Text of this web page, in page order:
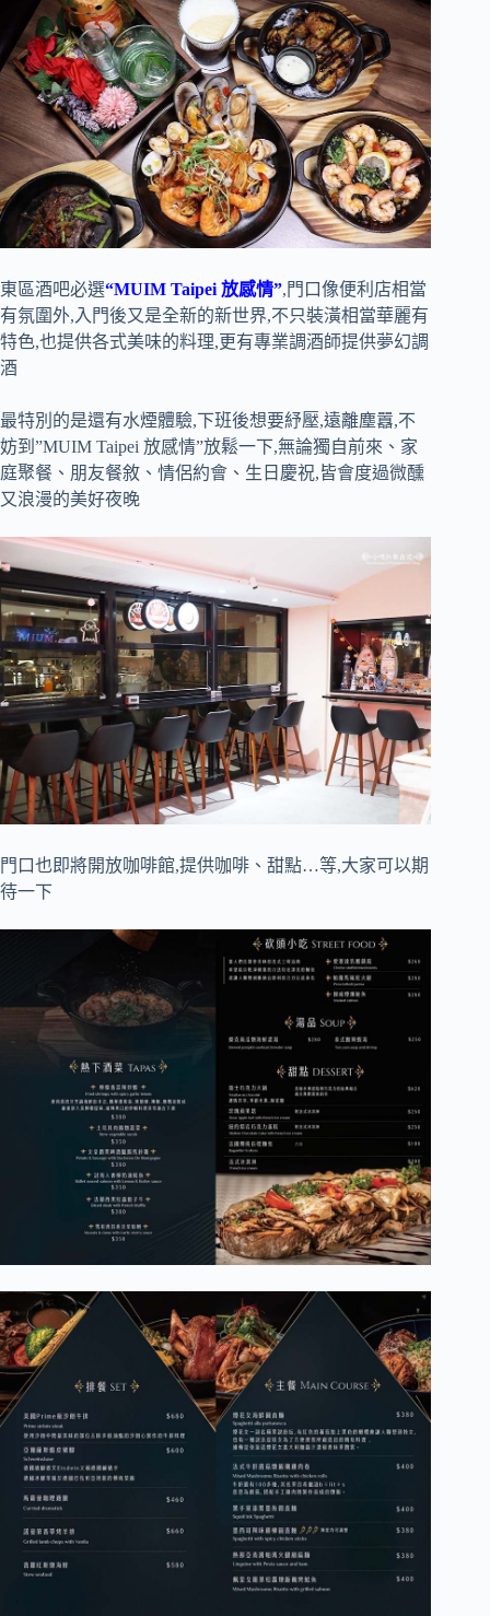
東區酒吧必選“MUIM Taipei 放感情”,門口像便利店相當
有氛圍外,入門後又是全新的新世界,不只裝潢相當華麗有
特色,也提供各式美味的料理,更有專業調酒師提供夢幻調
酒
最特別的是還有水煙體驗,下班後想要紓壓,遠離塵囂,不
妨到”MUIM Taipei 放感情”放鬆一下,無論獨自前來、家
庭聚餐、朋友餐敘、情侶約會、生日慶祝,皆會度過微醺
又浪漫的美好夜晚
門口也即將開放咖啡館,提供咖啡、甜點…等,大家可以期
待一下